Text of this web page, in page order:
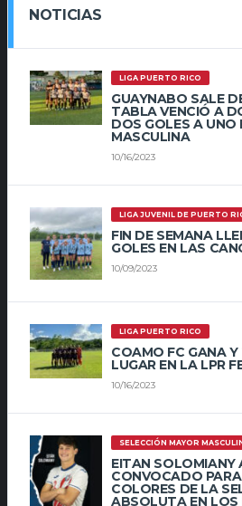
NOTICIAS
LIGA PUERTO RICO
GUAYNABO SALE
TABLA VENCIÓ A
DOS GOLES A UNO
MASCULINA
10/16/2023
LIGA JUVENIL DE PUERTO
FIN DE SEMANA
GOLES EN LAS
10/09/2023
LIGA PUERTO RICO
COAMO FC GANA
LUGAR EN LA LPR
10/16/2023
SELECCIÓN MAYOR
EITAN SOLOMIANY
CONVOCADO
COLORES DE LA
ABSOLUTA EN LOS